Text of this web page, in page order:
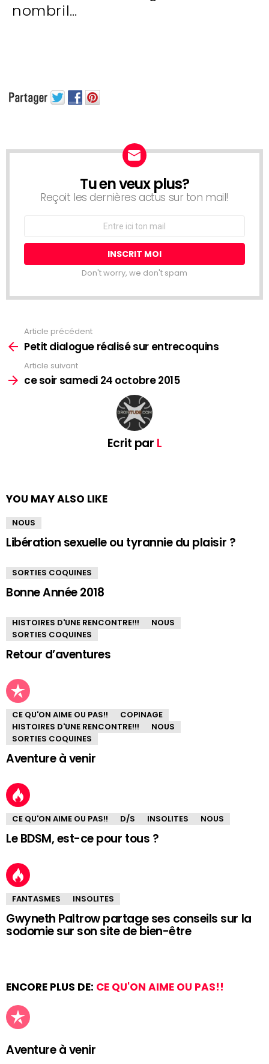
nombril…
NEWSLETTERTu en veux plus?
Reçoit les dernières actus sur ton mail!
Don't worry, we don't spam
more
Article précédent
Petit dialogue réalisé sur entrecoquins
Article suivant
ce soir samedi 24 octobre 2015
Ecrit par L
YOU MAY ALSO LIKE
NOUS
Libération sexuelle ou tyrannie du plaisir ?
SORTIES COQUINES
Bonne Année 2018
HISTOIRES D'UNE RENCONTRE!!!
NOUS
SORTIES COQUINES
Retour d’aventures
CE QU'ON AIME OU PAS!!
COPINAGE
HISTOIRES D'UNE RENCONTRE!!!
NOUS
SORTIES COQUINES
Aventure à venir
CE QU'ON AIME OU PAS!! D/S INSOLITES NOUS
Le BDSM, est-ce pour tous ?
FANTASMES INSOLITES
Gwyneth Paltrow partage ses conseils sur la
sodomie sur son site de bien-être
ENCORE PLUS DE: CE QU'ON AIME OU PAS!!
Aventure à venir